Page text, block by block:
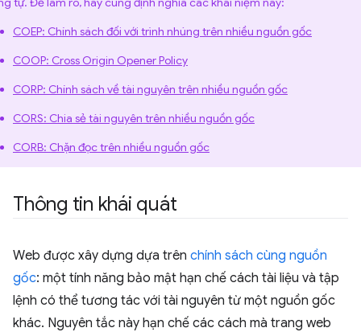
COEP: Chính sách đối với trình nhúng trên nhiều nguồn gốc
COOP: Cross Origin Opener Policy
CORP: Chính sách về tài nguyên trên nhiều nguồn gốc
CORS: Chia sẻ tài nguyên trên nhiều nguồn gốc
CORB: Chặn đọc trên nhiều nguồn gốc
Thông tin khái quát
Web được xây dựng dựa trên chính sách cùng nguồn
gốc: một tính năng bảo mật hạn chế cách tài liệu và tập
lệnh có thể tương tác với tài nguyên từ một nguồn gốc
khác. Nguyên tắc này hạn chế các cách mà trang web